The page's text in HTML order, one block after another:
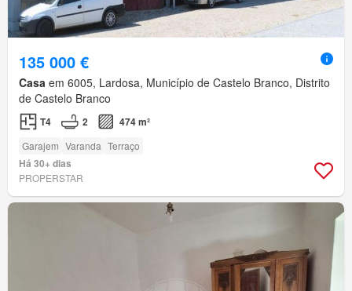
135 000 €
Casa em 6005, Lardosa, Município de Castelo Branco, Distrito
de Castelo Branco
T4 2 474 m²
Garajem Varanda Terraço
Há 30+ dias
PROPERSTAR